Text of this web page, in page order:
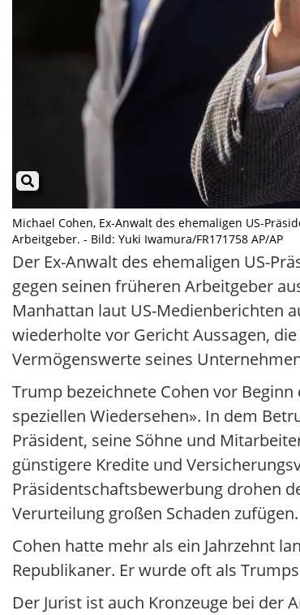
Michael Cohen, Ex-Anwalt des ehemaligen US-
Arbeitgeber. - Bild: Yuki Iwamura/FR171758 AP/AP
Der Ex-Anwalt des ehemaligen US-
gegen seinen früheren Arbeitgeber
Manhattan laut US-Medienberichten
wiederholte vor Gericht Aussagen,
Vermögenswerte seines
Trump bezeichnete Cohen vor
speziellen Wiedersehen». In dem
Präsident, seine Söhne und
günstigere Kredite und
Präsidentschaftsbewerbung drohen
Verurteilung großen Schaden zufügen.
Cohen hatte mehr als ein Jahrzehnt
Republikaner. Er wurde oft als
Der Jurist ist auch Kronzeuge bei der